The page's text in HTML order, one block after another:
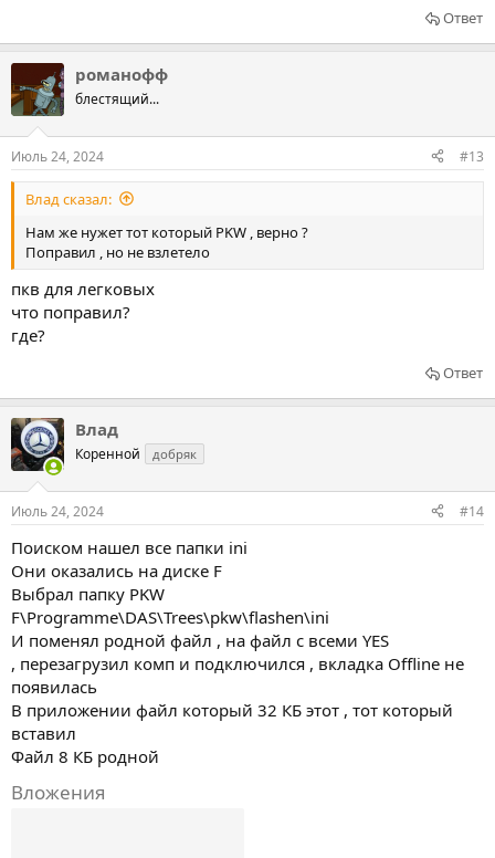
Ответ
романофф
блестящий...
Июль 24, 2024 #13
Влад сказал:
Нам же нужет тот который PKW , верно ?
Поправил , но не взлетело
пкв для легковых
что поправил?
где?
Ответ
Влад
Коренной добряк
Июль 24, 2024 #14
Поиском нашел все папки ini
Они оказались на диске F
Выбрал папку PKW
F\Programme\DAS\Trees\pkw\flashen\ini
И поменял родной файл , на файл с всеми YES
, перезагрузил комп и подключился , вкладка Offline не
появилась
В приложении файл который 32 КБ этот , тот который
вставил
Файл 8 КБ родной
Вложения